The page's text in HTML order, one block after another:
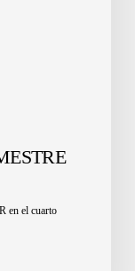
en el cuarto